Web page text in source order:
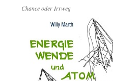
Chance oder Irrweg